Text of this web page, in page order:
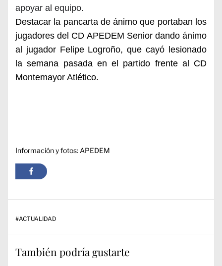
apoyar al equipo.
Destacar la pancarta de ánimo que portaban los
jugadores del CD APEDEM Senior dando ánimo
al jugador Felipe Logroño, que cayó lesionado
la semana pasada en el partido frente al CD
Montemayor Atlético.
Información y fotos: APEDEM
#ACTUALIDAD
También podría gustarte